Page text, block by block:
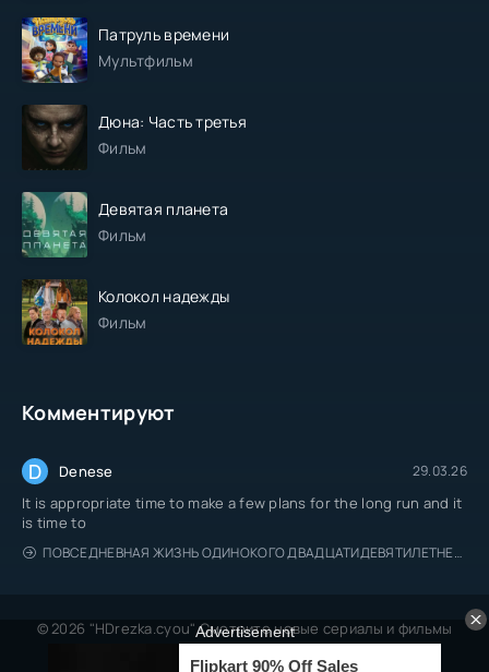
Патруль времени
Мультфильм
Дюна: Часть третья
Фильм
Девятая планета
Фильм
Колокол надежды
Фильм
Комментируют
D Denese 29.03.26
It is appropriate time to make a few plans for the long run and it
is time to
ПОВСЕДНЕВНАЯ ЖИЗНЬ ОДИНОКОГО ДВАДЦАТИДЕВЯТИЛЕТНЕГО АВАНТЮРИСТА
© 2026 "HDrezka.cyou" Смотрите новые сериалы и фильмы